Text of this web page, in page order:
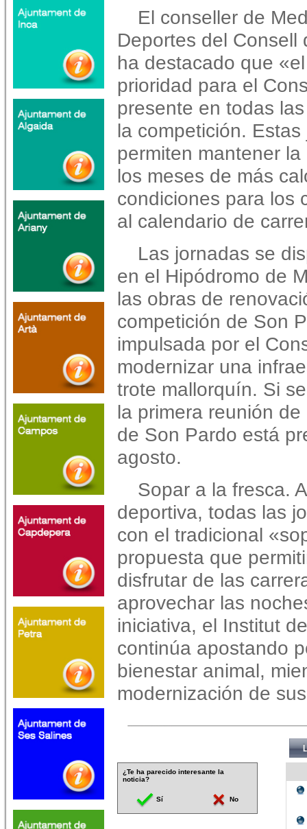
El conseller de
Deportes del Consell
ha destacado que
prioridad para el
presente en todas
la competición.
permiten mantener
los meses de más
condiciones para los
al calendario de
Las jornadas se
en el Hipódromo de
las obras de
competición de Son
impulsada por el
modernizar una
trote mallorquín. Si
la primera reunión
de Son Pardo está
agosto.
Sopar a la fresca.
deportiva, todas las
con el tradicional
propuesta que
disfrutar de las
aprovechar las
iniciativa, el Institut
continúa apostando
bienestar animal,
modernización de
¿Te ha parecido interesante la
noticia?
Sí No